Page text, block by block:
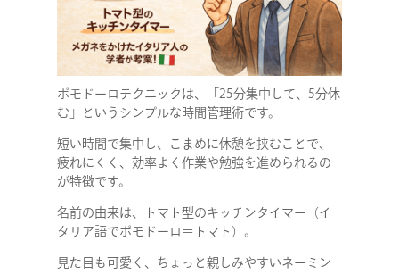
ポモドーロテクニックは、「25分集中して、5分休
む」というシンプルな時間管理術です。
短い時間で集中し、こまめに休憩を挟むことで、
疲れにくく、効率よく作業や勉強を進められるの
が特徴です。
名前の由来は、トマト型のキッチンタイマー（イ
タリア語でポモドーロ＝トマト）。
見た目も可愛く、ちょっと親しみやすいネーミン